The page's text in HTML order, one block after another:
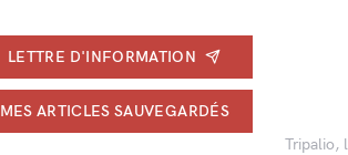
LETTRE D'INFORMATION
MES ARTICLES SAUVEGARDÉS
Tripalio,